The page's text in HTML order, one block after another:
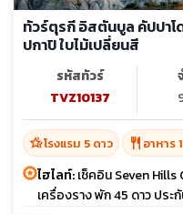
ทัวร์ตุรกี อิสตันบูล คัปปาโดเกีย ปา
ปกาปิ ใบไม้เปลี่ยนสี
รหัสทัวร์
TVZ10137
hotel_classโรงแรม 5 ดาว restaurant อาหาร
ไฮไลท์:เช็คอิน Seven
เครื่องราง พัก 45 ดาว ประ